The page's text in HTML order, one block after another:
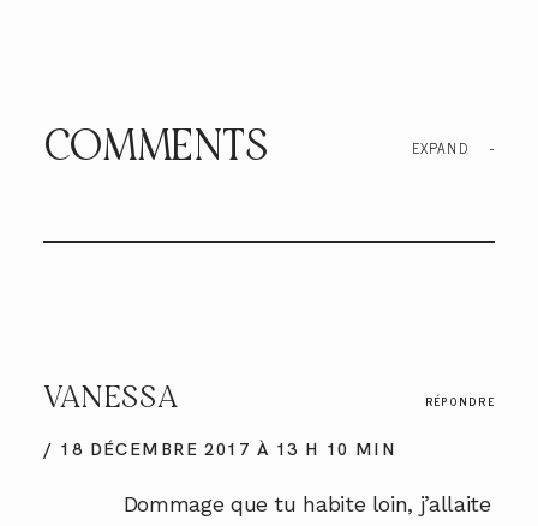
COMMENTS EXPAND -
VANESSA
18 DÉCEMBRE 2017 À 13 H 10 MIN
Dommage que tu habite loin, j’allaite
RÉPONDRE